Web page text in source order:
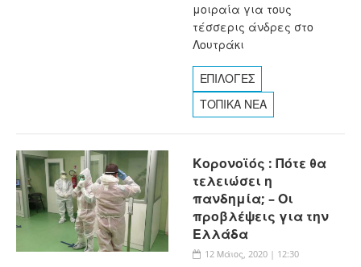
μοιραία για τους
τέσσερις άνδρες στο
Λουτράκι
ΕΠΙΛΟΓΕΣ
ΤΟΠΙΚΑ ΝΕΑ
Κορονοϊός : Πότε θα
τελειώσει η
πανδημία; – Οι
προβλέψεις για την
Ελλάδα
12 Μάιος, 2020 | 12:30